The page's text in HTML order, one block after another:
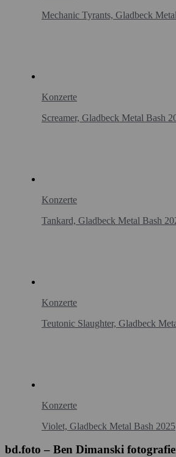
Mechanic Tyrants, Gladbeck
Konzerte
Screamer, Gladbeck Metal Bash
Konzerte
Tankard, Gladbeck Metal Bash
Konzerte
Teutonic Slaughter, Gladbeck
Konzerte
Violet, Gladbeck Metal Bash 2025
bd.foto – Ben Dimanski